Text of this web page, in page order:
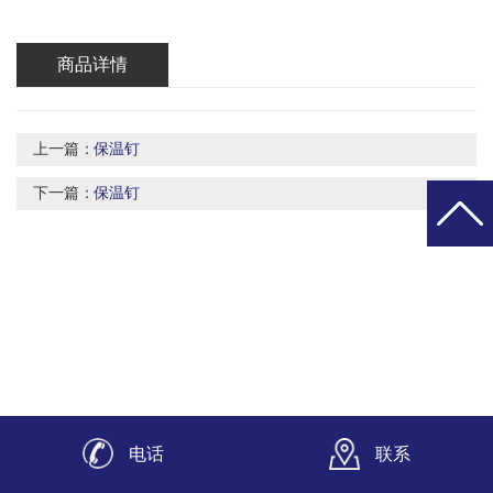
商品详情
上一篇：保温钉
下一篇：保温钉
电话 联系